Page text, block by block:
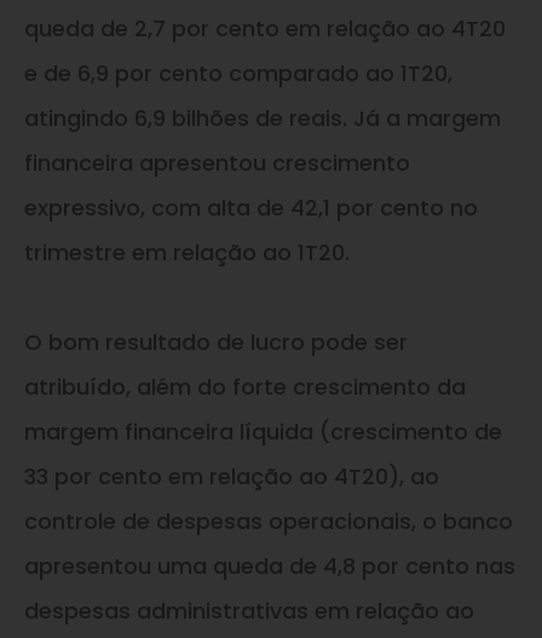
queda de 2,7 por cento em relação ao 4T20
e de 6,9 por cento comparado ao 1T20,
atingindo 6,9 bilhões de reais. Já a margem
financeira apresentou crescimento
expressivo, com alta de 42,1 por cento no
trimestre em relação ao 1T20.
O bom resultado de lucro pode ser
atribuído, além do forte crescimento da
margem financeira líquida (crescimento de
33 por cento em relação ao 4T20), ao
controle de despesas operacionais, o banco
apresentou uma queda de 4,8 por cento nas
despesas administrativas em relação ao